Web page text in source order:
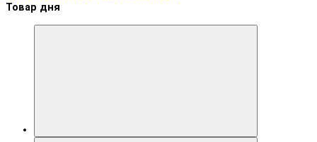
Товар дня